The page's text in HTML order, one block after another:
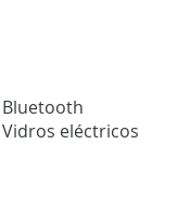
Bluetooth
Vidros eléctricos